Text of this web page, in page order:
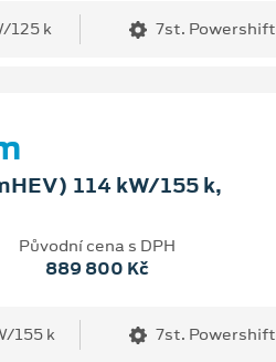
125 k 7st. Powershift
114 kW/155 k,
Původní cena s DPH
889 800 Kč
155 k 7st. Powershift